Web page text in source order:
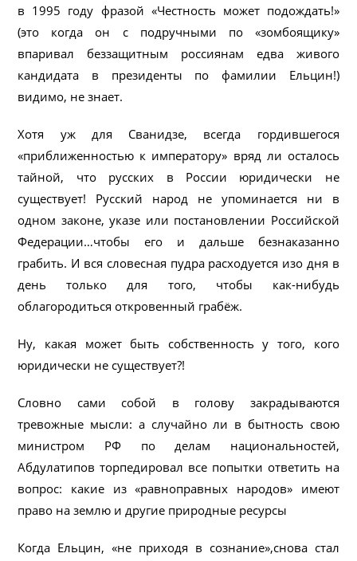
в 1995 году фразой «Честность может подождать!»
(это когда он с подручными по «зомбоящику»
впаривал беззащитным россиянам едва живого
кандидата в президенты по фамилии Ельцин!)
видимо, не знает.
Хотя уж для Сванидзе, всегда гордившегося
«приближенностью к императору» вряд ли осталось
тайной, что русских в России юридически не
существует! Русский народ не упоминается ни в
одном законе, указе или постановлении Российской
Федерации…чтобы его и дальше безнаказанно
грабить. И вся словесная пудра расходуется изо дня в
день только для того, чтобы как-нибудь
облагородиться откровенный грабёж.
Ну, какая может быть собственность у того, кого
юридически не существует?!
Словно сами собой в голову закрадываются
тревожные мысли: а случайно ли в бытность свою
министром РФ по делам национальностей,
Абдулатипов торпедировал все попытки ответить на
вопрос: какие из «равноправных народов» имеют
право на землю и другие природные ресурсы
Когда Ельцин, «не приходя в сознание»,снова стал